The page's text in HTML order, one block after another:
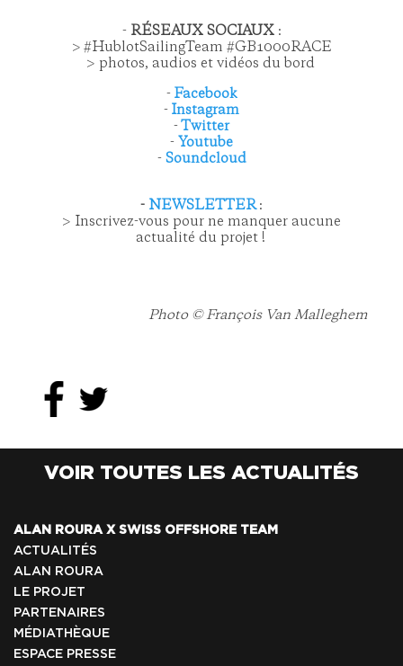
- RÉSEAUX SOCIAUX:
> #HublotSailingTeam #GB1000RACE
> photos, audios et vidéos du bord
- Facebook
- Instagram
-Twitter
- Youtube
- Soundcloud
- NEWSLETTER :
> Inscrivez-vous pour ne manquer aucune
actualité du projet !
Photo © François Van Malleghem
VOIR TOUTES LES ACTUALITÉS
ALAN ROURA X SWISS OFFSHORE TEAM
ACTUALITÉS
ALAN ROURA
LE PROJET
PARTENAIRES
MÉDIATHÈQUE
ESPACE PRESSE